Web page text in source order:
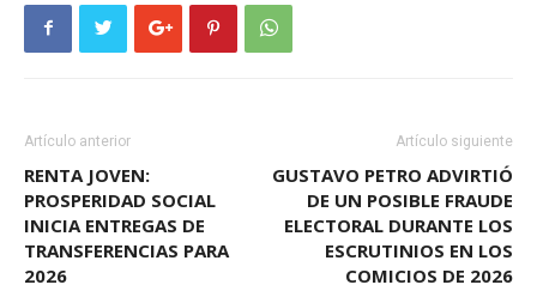
Artículo anterior
RENTA JOVEN:
PROSPERIDAD SOCIAL
INICIA ENTREGAS DE
TRANSFERENCIAS PARA
2026
Artículo siguiente
GUSTAVO PETRO ADVIRTIÓ
DE UN POSIBLE FRAUDE
ELECTORAL DURANTE LOS
ESCRUTINIOS EN LOS
COMICIOS DE 2026